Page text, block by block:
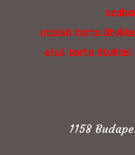
utolsó torta
első torta átvétel
1158